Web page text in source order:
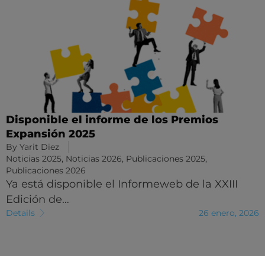
Disponible el informe de los Premios
Expansión 2025
By Yarit Diez
Noticias 2025, Noticias 2026, Publicaciones 2025,
Publicaciones 2026
Ya está disponible el Informeweb de la XXIII
Edición de…
Details 26 enero, 2026